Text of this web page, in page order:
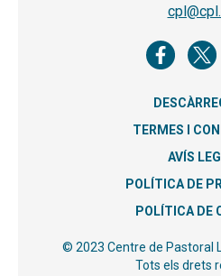
TERMES I
AVÍS
POLÍTICA DE
POLÍTICA DE
© 2023 Centre de Pastoral
Tots els drets